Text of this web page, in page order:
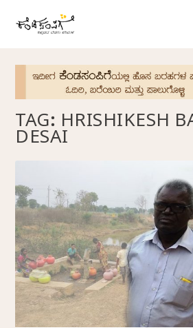
TAG:HRISHIKESH
DESAI